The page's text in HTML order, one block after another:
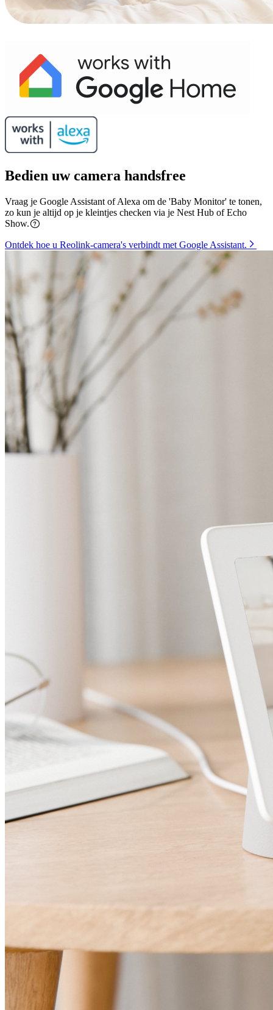
Bedien uw camera handsfree
Vraag je Google Assistant of Alexa om de 'Baby Monitor' te tonen,
zo kun je altijd op je kleintjes checken via je Nest Hub of Echo
Show.
Ontdek hoe u Reolink-camera's verbindt met Google Assistant.